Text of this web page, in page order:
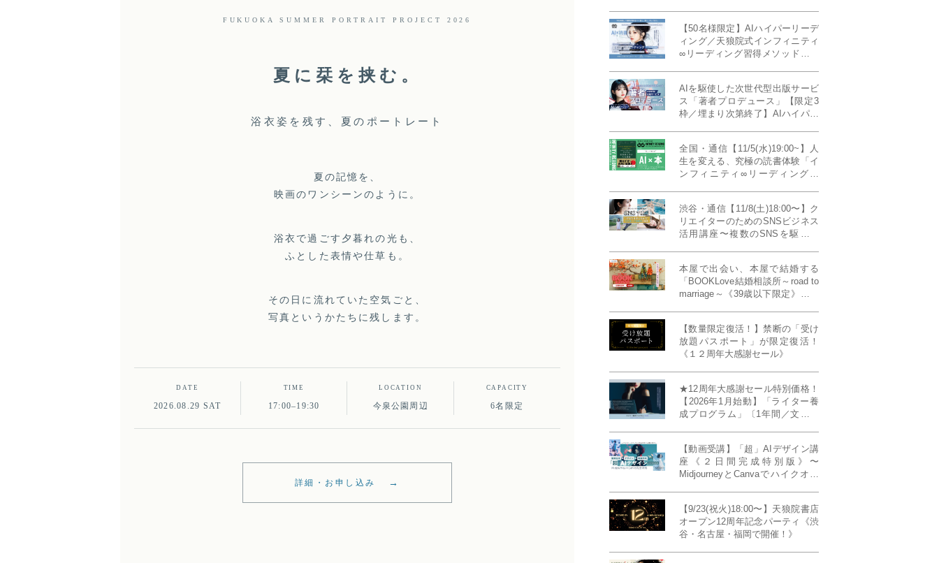
FUKUOKA SUMMER PORTRAIT PROJECT 2026
夏に栞を挟む。
浴衣姿を残す、夏のポートレート
夏の記憶を、
映画のワンシーンのように。
浴衣で過ごす夕暮れの光も、
ふとした表情や仕草も。
その日に流れていた空気ごと、
写真というかたちに残します。
DATE
2026.08.29 SAT
TIME
17:00–19:30
LOCATION
今泉公園周辺
CAPACITY
6名限定
詳細・お申し込み
【50名様限定】AIハイパーリーデ
ィング／天狼院式インフィニティ
∞リーディング習得メソッド《４
AIを駆使した次世代型出版サービ
ス「著者プロデュース」【限定3
枠／埋まり次第終了】AIハイパー
全国・通信【11/5(水)19:00~】人
生を変える、究極の読書体験「イ
ンフィニティ∞リーディング／
MILLENNIUM THINKING アメリ
カ最高峰大学の人気講義』
渋谷・通信【11/8(土)18:00〜】ク
リエイターのためのSNSビジネス
活用講座〜複数のSNSを駆使し
成ラボPresents》
本屋で出会い、本屋で結婚する
「BOOKLove結婚相談所～road to
marriage～《39歳以下限定》」全
【数量限定復活！】禁断の「受け
放題パスポート」が限定復活！
《１２周年大感謝セール》
★12周年大感謝セール特別価格！
【2026年1月始動】「ライター養
成プログラム」〔1年間／文章講
ー”へ、全国どこからでも。〜《全
店舗リアルタイム参加OK／録画
視聴対応／限定4席》
【動画受講】「超」AIデザイン講
座《２日間完成特別版》〜
MidjourneyとCanvaでハイクオリ
【9/23(祝火)18:00〜】天狼院書店
オープン12周年記念パーティ《渋
谷・名古屋・福岡で開催！》